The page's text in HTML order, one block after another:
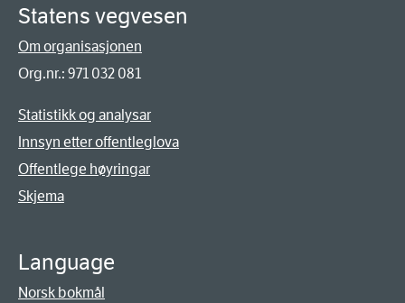
Statens vegvesen
Om organisasjonen
Org.nr.: 971 032 081
Statistikk og analysar
Innsyn etter offentleglova
Offentlege høyringar
Skjema
Language
Norsk bokmål